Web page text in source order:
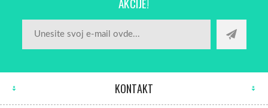
KONTAKT